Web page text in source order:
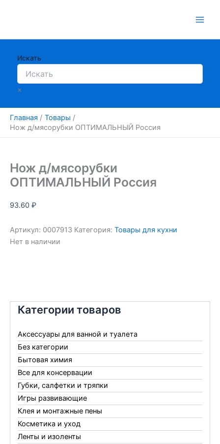
Искать
×
Главная
Товары
Нож д/мясорубки ОПТИМАЛЬНЫЙ Россия
Категории товаров
Аксессуары для ванной и туалета
Без категории
Бытовая химия
Все для консервации
Губки, салфетки и тряпки
Игры развивающие
Клея и монтажные пены
Косметика и уход
Ленты и изоленты
Нож д/мясорубки
ОПТИМАЛЬНЫЙ Россия
93.60 ₽
Артикул: 0007913 Категория: Товары для кухни
Нет в наличии